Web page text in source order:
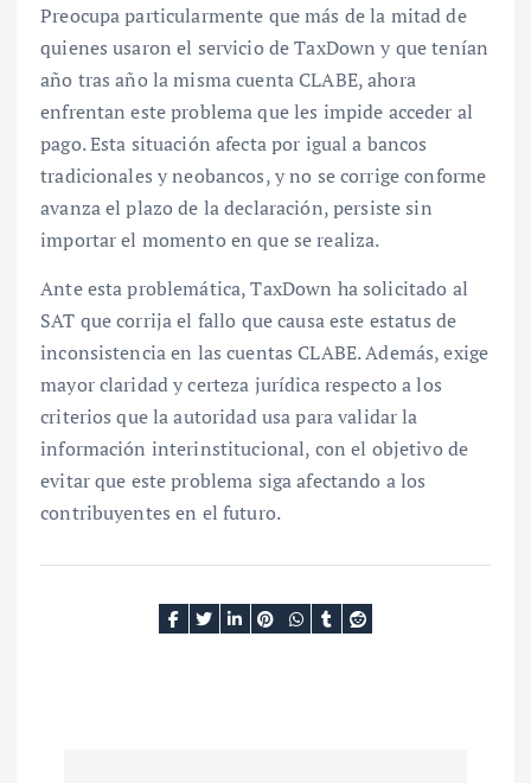
Preocupa particularmente que más de la mitad de
quienes usaron el servicio de TaxDown y que tenían
año tras año la misma cuenta CLABE, ahora
enfrentan este problema que les impide acceder al
pago. Esta situación afecta por igual a bancos
tradicionales y neobancos, y no se corrige conforme
avanza el plazo de la declaración, persiste sin
importar el momento en que se realiza.
Ante esta problemática, TaxDown ha solicitado al
SAT que corrija el fallo que causa este estatus de
inconsistencia en las cuentas CLABE. Además, exige
mayor claridad y certeza jurídica respecto a los
criterios que la autoridad usa para validar la
información interinstitucional, con el objetivo de
evitar que este problema siga afectando a los
contribuyentes en el futuro.